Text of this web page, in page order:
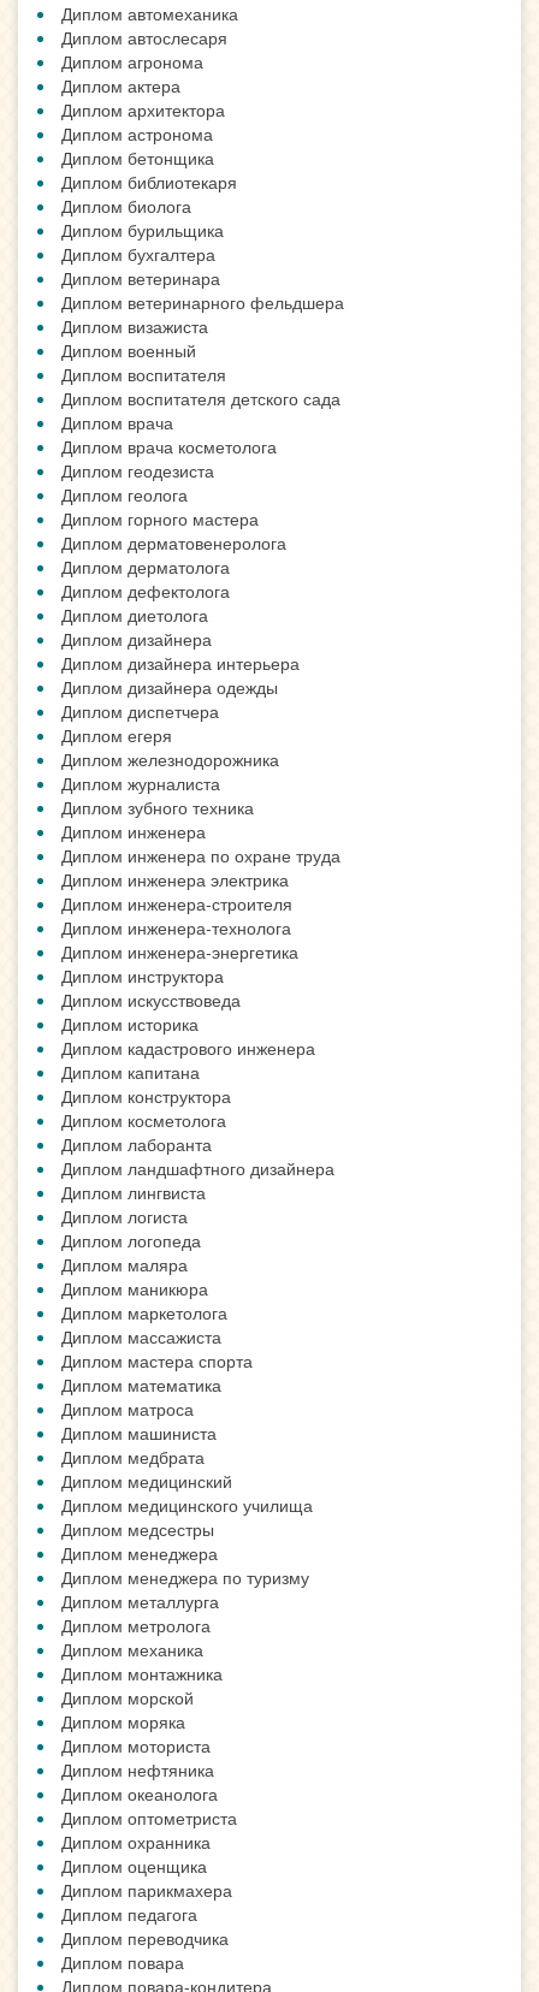
Диплом автомеханика
Диплом автослесаря
Диплом агронома
Диплом актера
Диплом архитектора
Диплом астронома
Диплом бетонщика
Диплом библиотекаря
Диплом биолога
Диплом бурильщика
Диплом бухгалтера
Диплом ветеринара
Диплом ветеринарного фельдшера
Диплом визажиста
Диплом военный
Диплом воспитателя
Диплом воспитателя детского сада
Диплом врача
Диплом врача косметолога
Диплом геодезиста
Диплом геолога
Диплом горного мастера
Диплом дерматовенеролога
Диплом дерматолога
Диплом дефектолога
Диплом диетолога
Диплом дизайнера
Диплом дизайнера интерьера
Диплом дизайнера одежды
Диплом диспетчера
Диплом егеря
Диплом железнодорожника
Диплом журналиста
Диплом зубного техника
Диплом инженера
Диплом инженера по охране труда
Диплом инженера электрика
Диплом инженера-строителя
Диплом инженера-технолога
Диплом инженера-энергетика
Диплом инструктора
Диплом искусствоведа
Диплом историка
Диплом кадастрового инженера
Диплом капитана
Диплом конструктора
Диплом косметолога
Диплом лаборанта
Диплом ландшафтного дизайнера
Диплом лингвиста
Диплом логиста
Диплом логопеда
Диплом маляра
Диплом маникюра
Диплом маркетолога
Диплом массажиста
Диплом мастера спорта
Диплом математика
Диплом матроса
Диплом машиниста
Диплом медбрата
Диплом медицинский
Диплом медицинского училища
Диплом медсестры
Диплом менеджера
Диплом менеджера по туризму
Диплом металлурга
Диплом метролога
Диплом механика
Диплом монтажника
Диплом морской
Диплом моряка
Диплом моториста
Диплом нефтяника
Диплом океанолога
Диплом оптометриста
Диплом охранника
Диплом оценщика
Диплом парикмахера
Диплом педагога
Диплом переводчика
Диплом повара
Диплом повара-кондитера